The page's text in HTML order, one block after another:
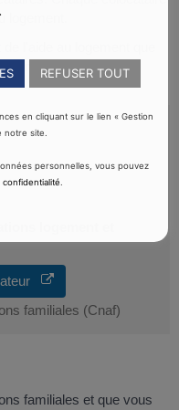
logement.
un simulateur :
familiales (Cnaf)
familiales et que vous
REFUSER TOUT
en cliquant sur le lien « Gestion
notre site.
personnelles, vous pouvez
.